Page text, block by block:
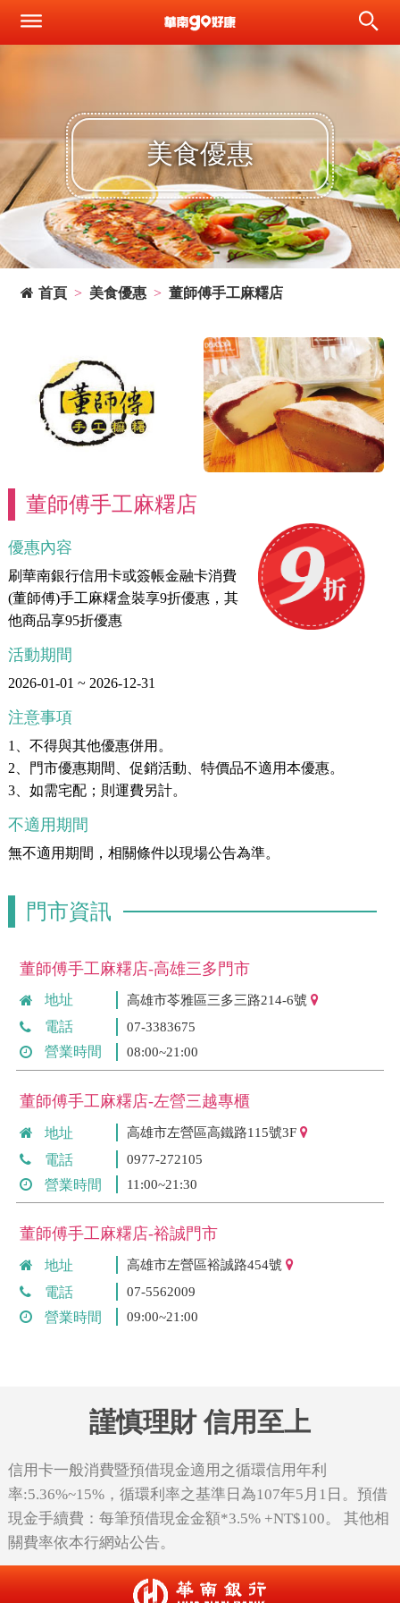
美食優惠
首頁 美食優惠 董師傅手工麻糬店
董師傅手工麻糬店
優惠內容
刷華南銀行信用卡或簽帳金融卡消費
(董師傅)手工麻糬盒裝享9折優惠，其
他商品享95折優惠
活動期間
2026-01-01 ~ 2026-12-31
注意事項
1、不得與其他優惠併用。
2、門市優惠期間、促銷活動、特價品不適用本優惠。
3、如需宅配；則運費另計。
不適用期間
無不適用期間，相關條件以現場公告為準。
門市資訊
董師傅手工麻糬店-高雄三多門市
地址 高雄市苓雅區三多三路214-6號
電話 07-3383675
營業時間 08:00~21:00
董師傅手工麻糬店-左營三越專櫃
地址 高雄市左營區高鐵路115號3F
電話 0977-272105
營業時間 11:00~21:30
董師傅手工麻糬店-裕誠門市
地址 高雄市左營區裕誠路454號
電話 07-5562009
營業時間 09:00~21:00
謹慎理財 信用至上
信用卡一般消費暨預借現金適用之循環信用年利
率:5.36%~15%，循環利率之基準日為107年5月1日。預借
現金手續費：每筆預借現金金額*3.5% +NT$100。 其他相
關費率依本行網站公告。